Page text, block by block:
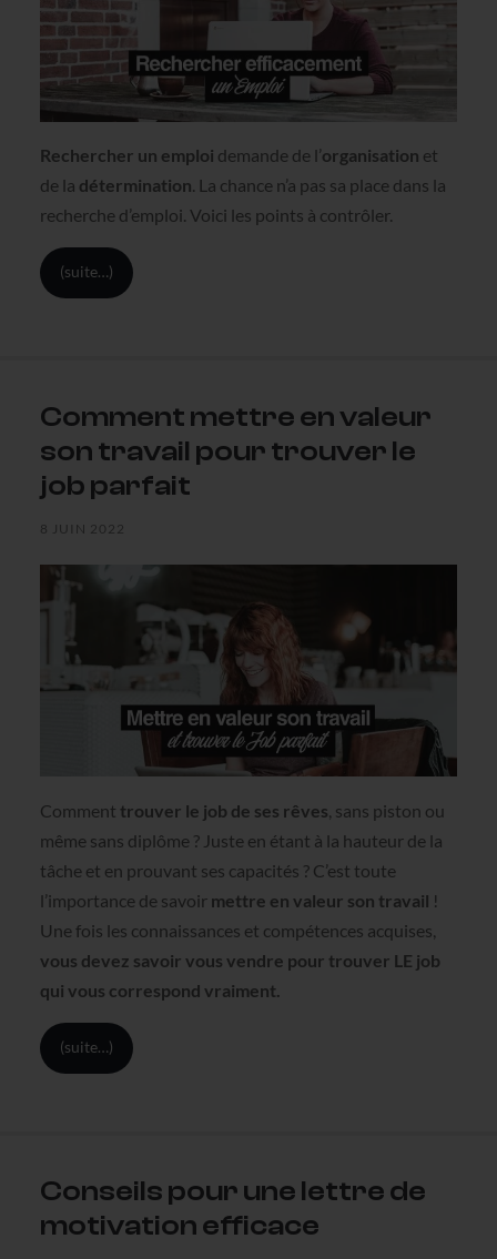
Rechercher un emploi demande de l’organisation et
de la détermination. La chance n’a pas sa place dans la
recherche d’emploi. Voici les points à contrôler.
(suite…)
Comment mettre en valeur
son travail pour trouver le
job parfait
8 JUIN 2022
Comment trouver le job de ses rêves , sans piston ou
même sans diplôme ? Juste en étant à la hauteur de la
tâche et en prouvant ses capacités ? C’est toute
l’importance de savoir mettre en valeur son travail !
Une fois les connaissances et compétences acquises,
vous devez savoir vous vendre pour trouver LE job
qui vous correspond vraiment.
(suite…)
Conseils pour une lettre de
motivation efficace